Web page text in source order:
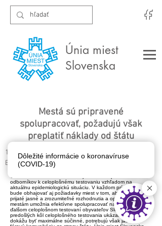
Únia miest
Slovenska
Mestá sú pripravené
spolupracovať, požadujú však
preplatiť náklady od štátu
18. novembra 2020
Bratislava
odborníkov k celoplošnému testovaniu vzhľadom na
aktuálnu epidemiologickú situáciu. V každom prípade však
bude obhajovať aj požiadavky miest v tom, aby boli včas
prijaté jasné a zrozumiteľné rozhodnutia a opatrenia, ktoré
mestám umožnia efektívne spolupracovať na prípadnom
ďalšom celoplošnom testovaní obyvateľov Slovenska. Prax
predošlých kôl celoplošného testovania ukázala, že mestá
dokážu byť maximálne súčinné, potrebujú však jasnú a
Dôležité informácie o koronavíruse
(COVID-19)